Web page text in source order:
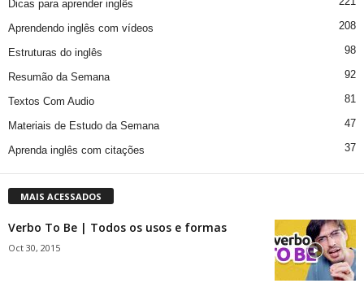
Dicas para aprender inglês
Aprendendo inglês com vídeos 208
Estruturas do inglês 98
Resumão da Semana 92
Textos Com Audio 81
Materiais de Estudo da Semana 47
Aprenda inglês com citações 37
MAIS ACESSADOS
Verbo To Be | Todos os usos e formas
Oct 30, 2015